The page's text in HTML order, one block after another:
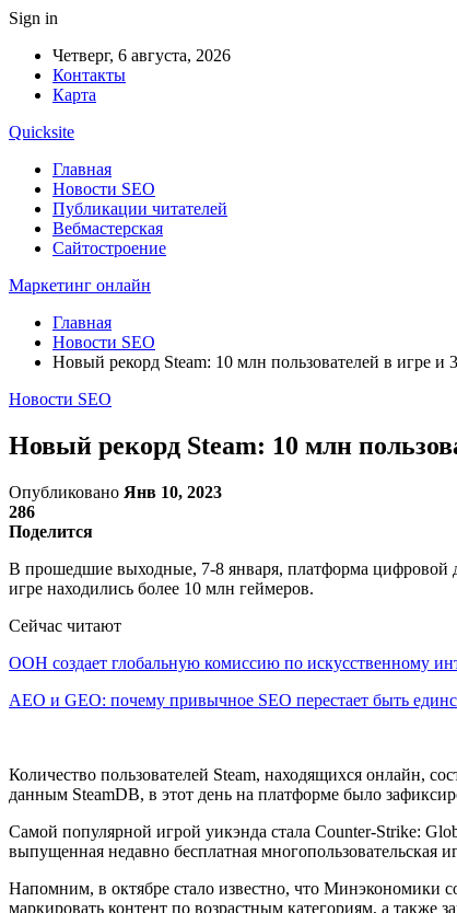
Sign in
Четверг, 6 августа, 2026
Контакты
Карта
Quicksite
Главная
Новости SEO
Публикации читателей
Вебмастерская
Сайтостроение
Маркетинг онлайн
Главная
Новости SEO
Новый рекорд Steam: 10 млн пользователей в игре и
Новости SEO
Новый рекорд Steam: 10 млн
Опубликовано Янв 10, 2023
286
Поделится
В прошедшие выходные, 7-8 января, платформа цифровой
игре находились более 10 млн геймеров.
Сейчас читают
ООН создает глобальную комиссию по искусственному
AEO и GEO: почему привычное SEO перестает быть
Количество пользователей Steam, находящихся онлайн,
данным SteamDB, в этот день на платформе было
Самой популярной игрой уикэнда стала Counter-Strike:
выпущенная недавно бесплатная многопользовательская
Напомним, в октябре стало известно, что Минэкономики
маркировать контент по возрастным категориям, а также